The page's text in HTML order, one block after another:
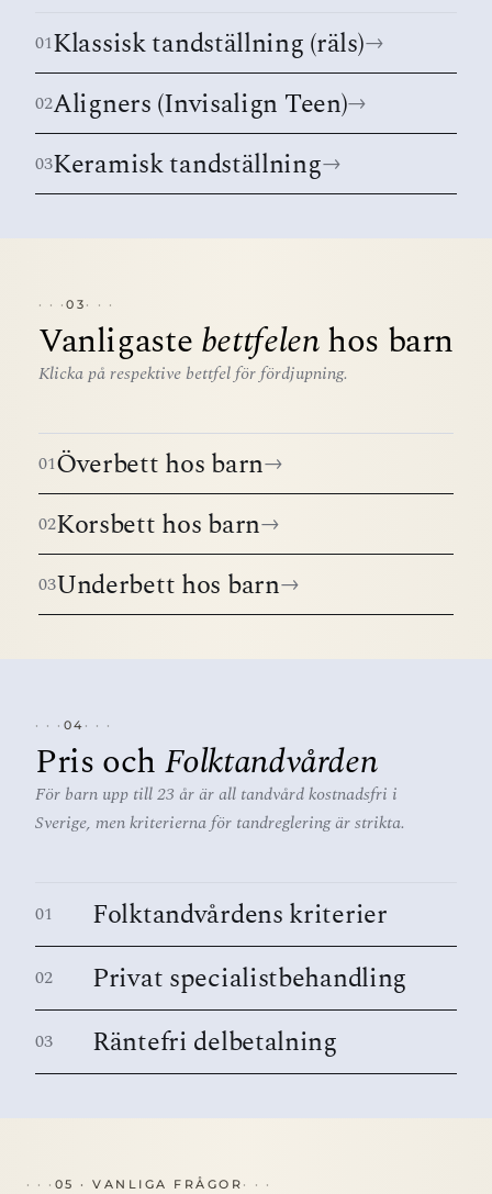
01Klassisk tandställning (räls)→
02Aligners (Invisalign Teen)→
03Keramisk tandställning→
03
Vanligastebettfelenhos barn
Klicka på respektive bettfel för fördjupning.
01Överbett hos barn→
02Korsbett hos barn→
03Underbett hos barn→
04
Pris ochFolktandvården
För barn upp till 23 år är all tandvård kostnadsfri i
Sverige, men kriterierna för tandreglering är strikta.
01 Folktandvårdens kriterier
02 Privat specialistbehandling
03 Räntefri delbetalning
05 · VANLIGA FRÅGOR